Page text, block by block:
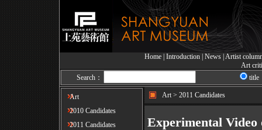
Home| Introduction News| Artist
Art
Search：
title
Art
2010 Candidates
2011 Candidates
Art > 2011 Candidates
Experimental Video